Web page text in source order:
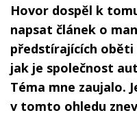
Hovor dospěl k
napsat článek o
předstírajících oběti
jak je společnost
Téma mne zaujalo.
v tomto ohledu